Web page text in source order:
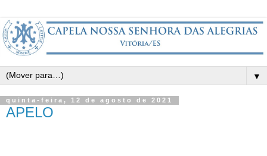
▼
quinta-feira, 12 de agosto de 2021
APELO